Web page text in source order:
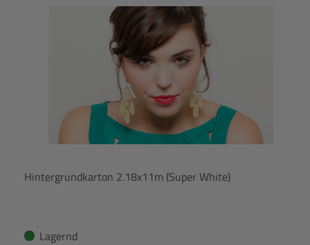
Hintergrundkarton 2.18x11m (Super White)
Lagernd